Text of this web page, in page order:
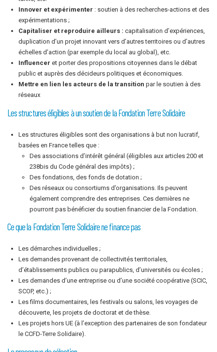
Innover et expérimenter : soutien à des recherches-actions et des
expérimentations ;
Capitaliser et reproduire ailleurs : capitalisation d’expériences,
duplication d’un projet innovant vers d’autres territoires ou d’autres
échelles d’action (par exemple du local au global), etc.
Influencer et porter des propositions citoyennes dans le débat
public et auprès des décideurs politiques et économiques.
Mettre en lien les acteurs de la transitionpar le soutien à des
réseaux
Les structures éligibles à un soutien de la Fondation Terre Solidaire
Les structures éligibles sont des organisations à but non lucratif,
basées en France telles que :
Des associations d’intérêt général (éligibles aux articles 200 et
238bis du Code général des impôts) ;
Des fondations, des fonds de dotation ;
Des réseaux ou consortiums d’organisations. Ils peuvent
également comprendre des entreprises. Ces dernières ne
pourront pas bénéficier du soutien financier de la Fondation.
Ce que la Fondation Terre Solidaire ne finance pas
Les démarches individuelles ;
Les demandes provenant de collectivités territoriales,
d’établissements publics ou parapublics, d’universités ou écoles ;
Les demandes d’une entreprise ou d’une société coopérative (SCIC,
SCOP, etc.) ;
Les films documentaires, les festivals ou salons, les voyages de
découverte, les projets de doctorat et de thèse.
Les projets hors UE (à l’exception des partenaires de son fondateur
le CCFD-Terre Solidaire).